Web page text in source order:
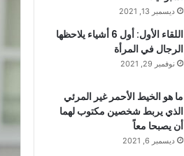
ديسمبر 13, 2021
اللقاء الأول: أول 6 أشياء يلاحظها
الرجال في المرأة
نوفمبر 29, 2021
ما هو الخيط الأحمر غير المرئي
الذي يربط شخصين مكتوب لهما
أن يصبحا معاً
ديسمبر 6, 2021